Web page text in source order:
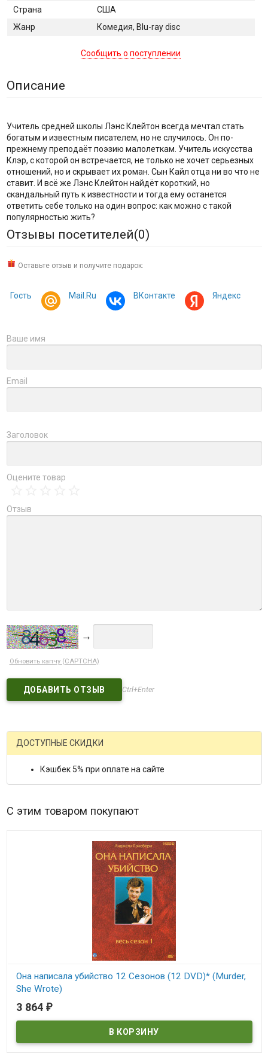
Страна
США
Жанр
Комедия, Blu-ray disc
Сообщить о поступлении
Описание
Учитель средней школы Лэнс Клейтон всегда мечтал стать
богатым и известным писателем, но не случилось. Он по-
прежнему преподаёт поэзию малолеткам. Учитель искусства
Клэр, с которой он встречается, не только не хочет серьезных
отношений, но и скрывает их роман. Сын Кайл отца ни во что не
ставит. И всё же Лэнс Клейтон найдёт короткий, но
скандальный путь к известности и тогда ему останется
ответить себе только на один вопрос: как можно с такой
популярностью жить?
Отзывы посетителей(0)
Оставьте отзыв и получите подарок:
Гость Mail.Ru ВКонтакте Яндекс
Ваше имя
Email
Заголовок
Оцените товар
Отзыв
→
Обновить капчу (CAPTCHA)
Ctrl+Enter
ДОСТУПНЫЕ СКИДКИ
Кэшбек 5% при оплате на сайте
С этим товаром покупают
Она написала убийство 12 Сезонов (12 DVD)* (Murder,
She Wrote)
В наличии
3 864 ₽